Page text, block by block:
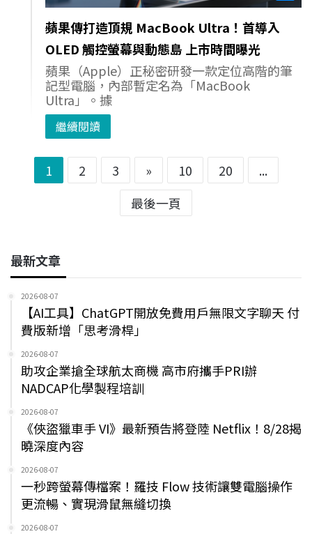
蘋果傳打造頂規 MacBook Ultra！首導入
OLED 觸控螢幕與動態島 上市時間曝光
蘋果（Apple）正秘密研發一款定位高階的筆
記型電腦，內部暫定名為「MacBook
Ultra」。據
繼續閱讀
1 2 3 » 10 20
...
最後一頁
最新文章
2026-08-07
【AI工具】ChatGPT開放免費用戶無限文字聊天 付
費版新增「思考滑桿」
2026-08-07
助攻企業搶全球航太商機 高市府攜手PRI辦
NADCAP化學製程培訓
2026-08-07
《俠盜獵車手 VI》最新預告將登陸 Netflix！8/28揭
曉深度內容
2026-08-07
一秒跨螢幕傳檔案！羅技 Flow 技術讓雙電腦操作
更流暢、實現滑鼠無縫切換
2026-08-07